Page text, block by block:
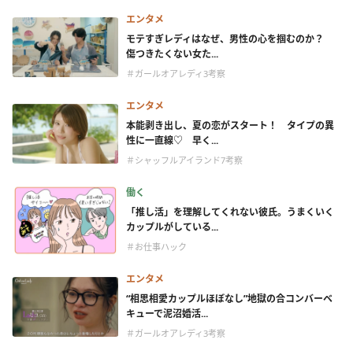
エンタメ
モテすぎレディはなぜ、男性の心を掴むのか？
傷つきたくない女た...
＃ガールオアレディ3考察
エンタメ
本能剥き出し、夏の恋がスタート！ タイプの異
性に一直線♡ 早く...
＃シャッフルアイランド7考察
働く
「推し活」を理解してくれない彼氏。うまくいく
カップルがしている...
＃お仕事ハック
エンタメ
“相思相愛カップルほぼなし”地獄の合コンバーベ
キューで泥沼婚活...
＃ガールオアレディ3考察